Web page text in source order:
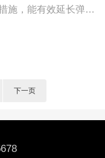
施，能有效延长弹簧
行业通用失效分析
下一页